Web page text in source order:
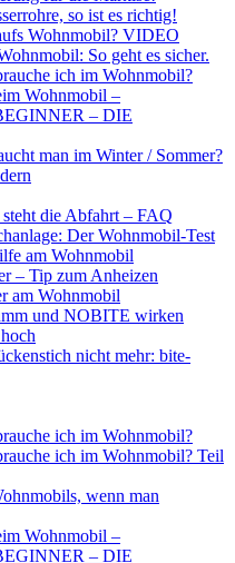
so ist es richtig!
Wohnmobil? VIDEO
So geht es sicher.
ich im Wohnmobil?
Wohnmobil –
– DIE
man im Winter / Sommer?
die Abfahrt – FAQ
Der Wohnmobil-Test
am Wohnmobil
– Tip zum Anheizen
am Wohnmobil
und NOBITE wirken
nicht mehr: bite-
ich im Wohnmobil?
ich im Wohnmobil? Teil
wenn man
Wohnmobil –
– DIE